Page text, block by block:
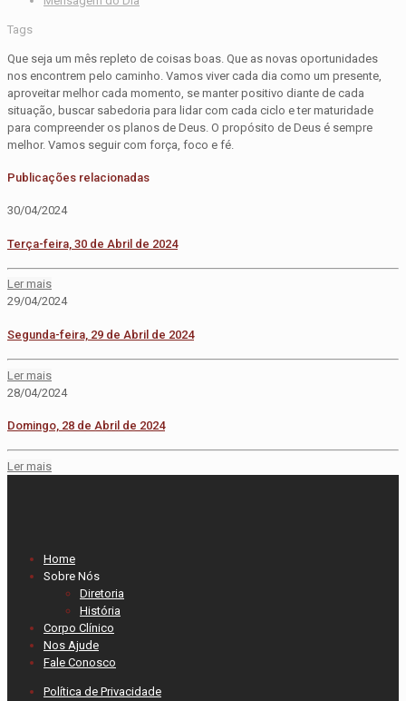
Tags
Que seja um mês repleto de coisas boas. Que as novas oportunidades
nos encontrem pelo caminho. Vamos viver cada dia como um presente,
aproveitar melhor cada momento, se manter positivo diante de cada
situação, buscar sabedoria para lidar com cada ciclo e ter maturidade
para compreender os planos de Deus. O propósito de Deus é sempre
melhor. Vamos seguir com força, foco e fé.
Publicações relacionadas
30/04/2024
Terça-feira, 30 de Abril de 2024
Ler mais
29/04/2024
Segunda-feira, 29 de Abril de 2024
Ler mais
28/04/2024
Domingo, 28 de Abril de 2024
Ler mais
Home
Sobre Nós
Diretoria
História
Corpo Clínico
Nos Ajude
Fale Conosco
Política de Privacidade